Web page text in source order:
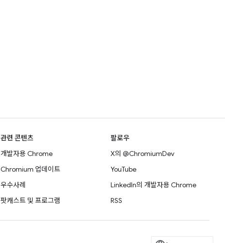
관련 콘텐츠
개발자용 Chrome
Chromium 업데이트
우수사례
팟캐스트 및 프로그램
팔로우
X의 @ChromiumDev
YouTube
LinkedIn의 개발자용 Chrome
RSS